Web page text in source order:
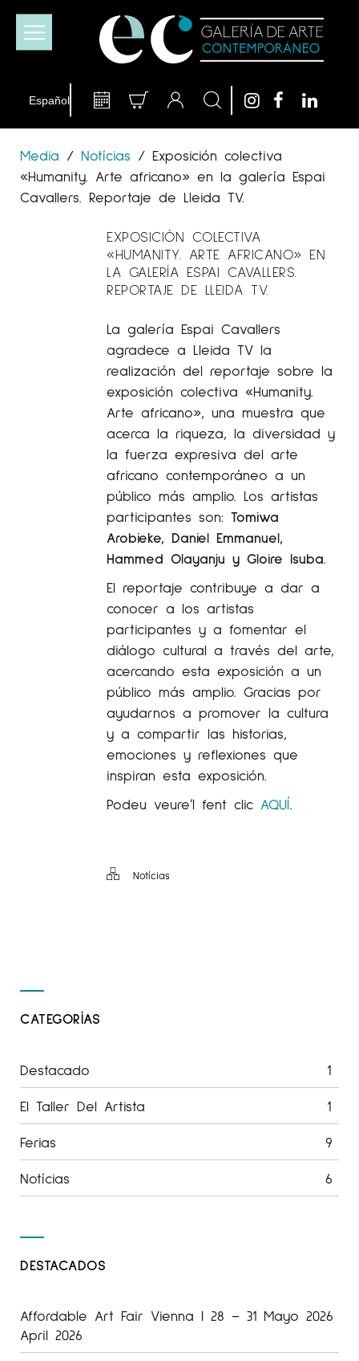
Media / Notícias / Exposición colectiva
«Humanity. Arte africano» en la galería Espai
Cavallers. Reportaje de Lleida TV.
EXPOSICIÓN COLECTIVA
«HUMANITY. ARTE AFRICANO» EN
LA GALERÍA ESPAI CAVALLERS.
REPORTAJE DE LLEIDA TV.
La galería Espai Cavallers
agradece a Lleida TV la
realización del reportaje sobre la
exposición colectiva «Humanity.
Arte africano», una muestra que
acerca la riqueza, la diversidad y
la fuerza expresiva del arte
africano contemporáneo a un
público más amplio. Los artistas
participantes son: Tomiwa
Arobieke, Daniel Emmanuel,
Hammed Olayanju y Gloire Isuba.
El reportaje contribuye a dar a
conocer a los artistas
participantes y a fomentar el
diálogo cultural a través del arte,
acercando esta exposición a un
público más amplio. Gracias por
ayudarnos a promover la cultura
y a compartir las historias,
emociones y reflexiones que
inspiran esta exposición.
Podeu veure’l fent clic AQUÍ.
Notícias
CATEGORÍAS
Destacado 1
El Taller Del Artista 1
Ferias 9
Notícias 6
DESTACADOS
Affordable Art Fair Vienna | 28 – 31 Mayo 2026
April 2026